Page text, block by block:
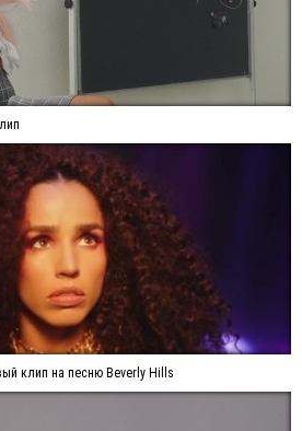
клип на песню Beverly Hills